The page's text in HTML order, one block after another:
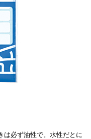
は必ず油性で。水性だとに